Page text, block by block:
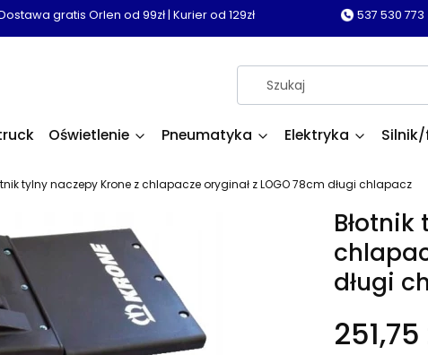
gratis Orlen od 99zł | Kurier od 129zł 537 530 773
Oświetlenie Pneumatyka Elektryka
tylny naczepy Krone z chlapacze oryginał z LOGO 78cm długi chlapacz
długi
251,75